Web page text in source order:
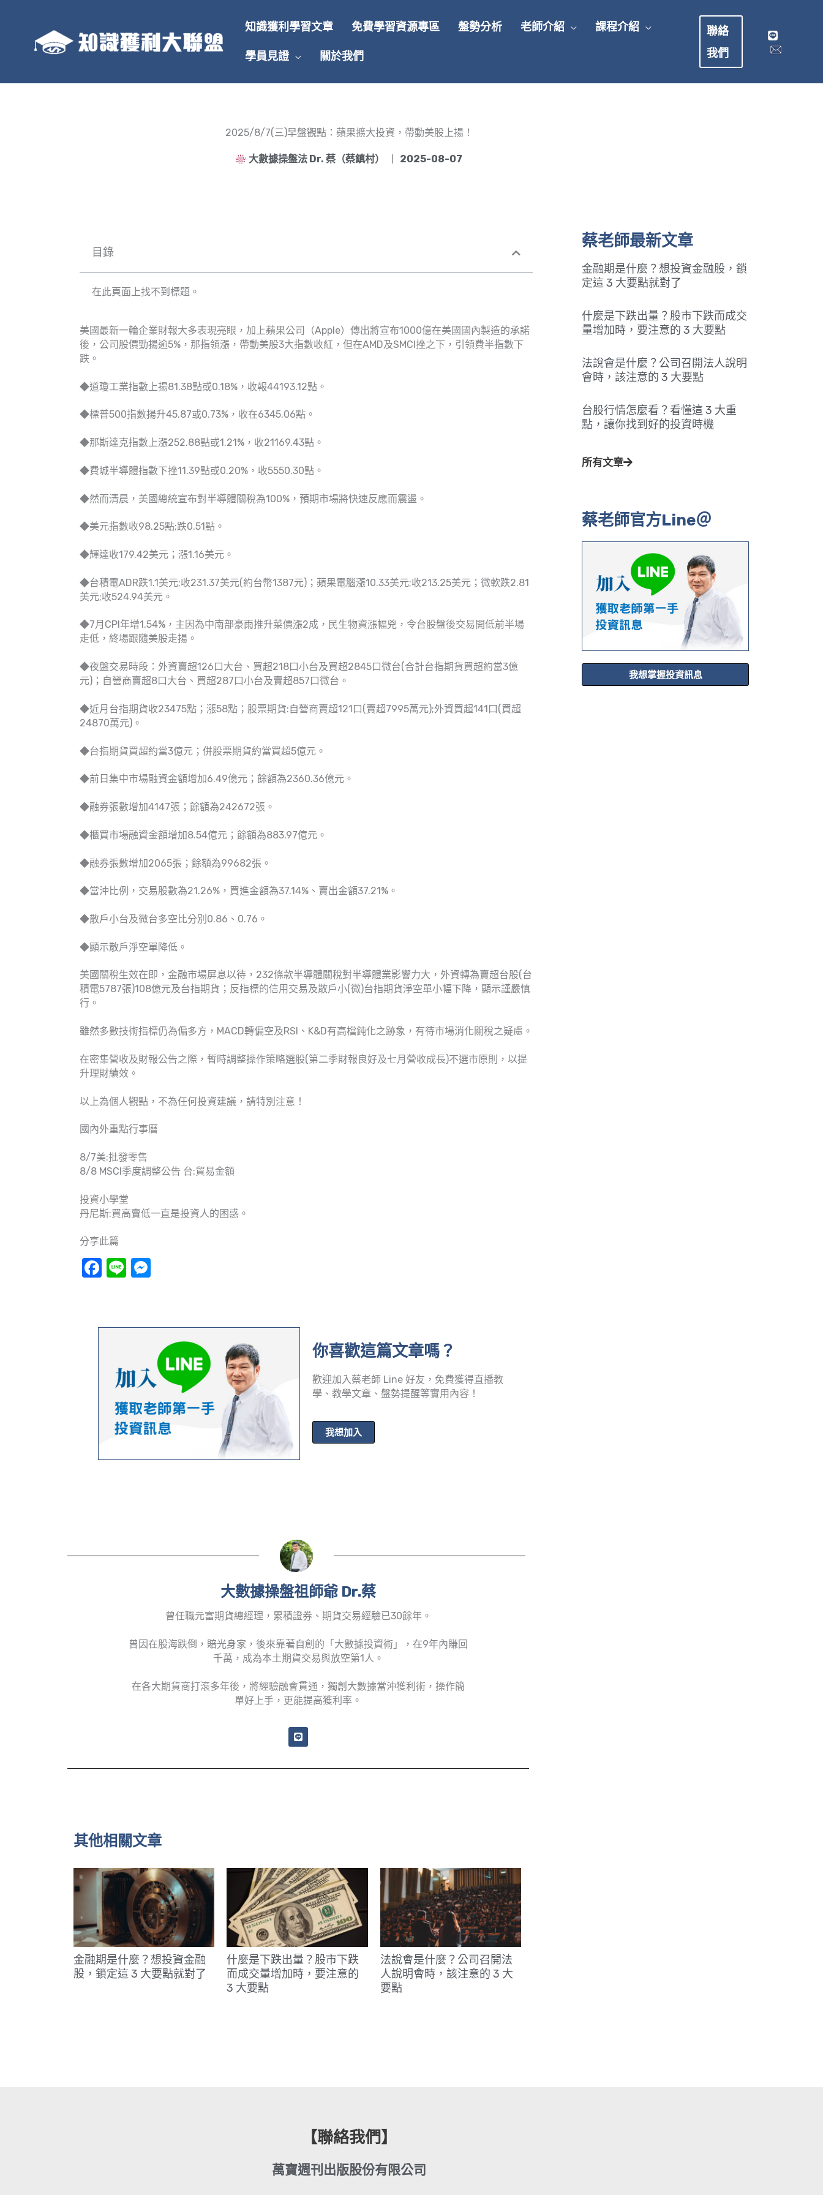
知識獲利學習文章 免費學習資源專區 盤勢分析 老師介紹 課程介紹
學員見證 關於我們
聯絡
我們
2025/8/7(三)早盤觀點：蘋果擴大投資，帶動美股上揚！
大數據操盤法 Dr. 蔡（蔡鎮村） 2025-08-07
目錄
在此頁面上找不到標題。
美國最新一輪企業財報大多表現亮眼，加上蘋果公司（Apple）傳出將宣布1000億在美國國內製造的承諾
後，公司股價勁揚逾5%，那指領漲，帶動美股3大指數收紅，但在AMD及SMCI挫之下，引領費半指數下
跌。
◆道瓊工業指數上揚81.38點或0.18%，收報44193.12點。
◆標普500指數揚升45.87或0.73%，收在6345.06點。
◆那斯達克指數上漲252.88點或1.21%，收21169.43點。
◆費城半導體指數下挫11.39點或0.20%，收5550.30點。
◆然而清晨，美國總統宣布對半導體關稅為100%，預期市場將快速反應而震盪。
◆美元指數收98.25點;跌0.51點。
◆輝達收179.42美元；漲1.16美元。
◆台積電ADR跌1.1美元;收231.37美元(約台幣1387元)；蘋果電腦漲10.33美元;收213.25美元；微軟跌2.81
美元;收524.94美元。
◆7月CPI年增1.54%，主因為中南部豪雨推升菜價漲2成，民生物資漲幅兇，令台股盤後交易開低前半場
走低，終場跟隨美股走揚。
◆夜盤交易時段：外資賣超126口大台、買超218口小台及買超2845口微台(合計台指期貨買超約當3億
元)；自營商賣超8口大台、買超287口小台及賣超857口微台。
◆近月台指期貨收23475點；漲58點；股票期貨:自營商賣超121口(賣超7995萬元);外資買超141口(買超
24870萬元)。
◆台指期貨買超約當3億元；併股票期貨約當買超5億元。
◆前日集中市場融資金額增加6.49億元；餘額為2360.36億元。
◆融券張數增加4147張；餘額為242672張。
◆櫃買市場融資金額增加8.54億元；餘額為883.97億元。
◆融券張數增加2065張；餘額為99682張。
◆當沖比例，交易股數為21.26%，買進金額為37.14%、賣出金額37.21%。
◆散戶小台及微台多空比分別0.86、0.76。
◆顯示散戶淨空單降低。
美國關稅生效在即，金融市場屏息以待，232條款半導體關稅對半導體業影響力大，外資轉為賣超台股(台
積電5787張)108億元及台指期貨；反指標的信用交易及散戶小(微)台指期貨淨空單小幅下降，顯示謹嚴慎
行。
雖然多數技術指標仍為偏多方，MACD轉偏空及RSI、K&D有高檔鈍化之跡象，有待市場消化關稅之疑慮。
在密集營收及財報公告之際，暫時調整操作策略選股(第二季財報良好及七月營收成長)不選市原則，以提
升理財績效。
以上為個人觀點，不為任何投資建議，請特別注意！
國內外重點行事曆
8/7美:批發零售
8/8 MSCI季度調整公告 台:貿易金額
投資小學堂
丹尼斯:買高賣低一直是投資人的困惑。
分享此篇
Facebook
Line
你喜歡這篇文章嗎？
歡迎加入蔡老師 Line 好友，免費獲得直播教
學、教學文章、盤勢提醒等實用內容！
我想加入
蔡老師最新文章
金融期是什麼？想投資金融股，鎖
定這 3 大要點就對了
什麼是下跌出量？股市下跌而成交
量增加時，要注意的 3 大要點
法說會是什麼？公司召開法人說明
會時，該注意的 3 大要點
台股行情怎麼看？看懂這 3 大重
點，讓你找到好的投資時機
所有文章
蔡老師官方Line＠
我想掌握投資訊息
大數據操盤祖師爺 Dr.蔡
曾任職元富期貨總經理，累積證券、期貨交易經驗已30餘年。
曾因在股海跌倒，賠光身家，後來靠著自創的「大數據投資術」，在9年內賺回
千萬，成為本土期貨交易與放空第1人。
在各大期貨商打滾多年後，將經驗融會貫通，獨創大數據當沖獲利術，操作簡
單好上手，更能提高獲利率。
L
i
其他相關文章
金融期是什麼？想投資金融
股，鎖定這 3 大要點就對了
什麼是下跌出量？股市下跌
而成交量增加時，要注意的
3 大要點
法說會是什麼？公司召開法
人說明會時，該注意的 3 大
要點
【聯絡我們】
萬寶週刊出版股份有限公司